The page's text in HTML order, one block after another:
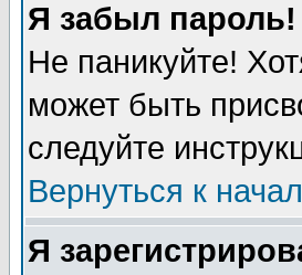
Я забыл пароль!
Не паникуйте!
может быть
следуйте
Вернуться к
Я